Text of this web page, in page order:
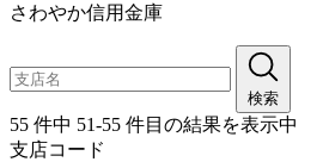
さわやか信用金庫
検索
55 件中 51-55 件目の結果を表示中
支店コード